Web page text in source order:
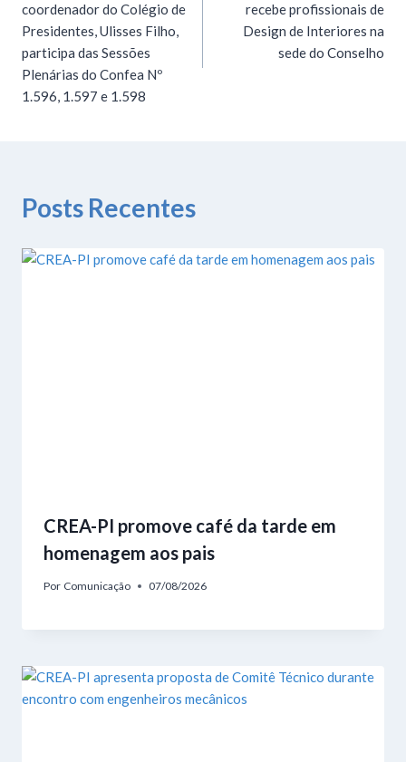
coordenador do Colégio de
Presidentes, Ulisses Filho,
participa das Sessões
Plenárias do Confea Nº
1.596, 1.597 e 1.598
recebe profissionais de
Design de Interiores na
sede do Conselho
Posts Recentes
CREA-PI promove café da tarde em
homenagem aos pais
Por Comunicação 07/08/2026